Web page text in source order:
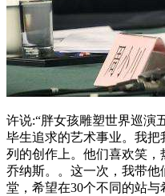
许说:“胖女孩雕塑世界巡演
毕生追求的艺术事业。我
列的创作上。他们喜欢笑，
乔纳斯。。这一次，我带
堂，希望在30个不同的站